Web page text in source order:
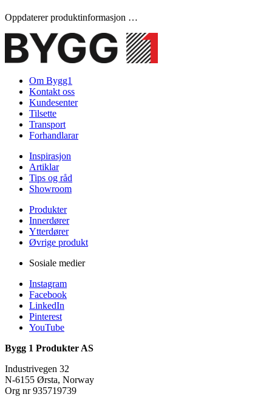
Oppdaterer produktinformasjon …
Om Bygg1
Kontakt oss
Kundesenter
Tilsette
Transport
Forhandlarar
Inspirasjon
Artiklar
Tips og råd
Showroom
Produkter
Innerdører
Ytterdører
Øvrige produkt
Sosiale medier
Instagram
Facebook
LinkedIn
Pinterest
YouTube
Bygg 1 Produkter AS
Industrivegen 32
N-6155 Ørsta, Norway
Org nr 935719739